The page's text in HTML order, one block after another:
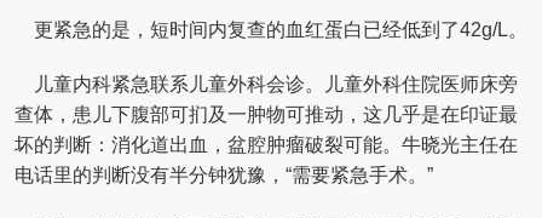
更紧急的是，短时间内复查的血红蛋白已经低到了42g/L。
儿童内科紧急联系儿童外科会诊。儿童外科住院医师床旁
查体，患儿下腹部可扪及一肿物可推动，这几乎是在印证最
坏的判断：消化道出血，盆腔肿瘤破裂可能。牛晓光主任在
电话里的判断没有半分钟犹豫，“需要紧急手术。”